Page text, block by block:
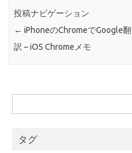
投稿ナビゲーション
← iPhoneのChromeでGoogle翻
訳 – iOS Chromeメモ
索:
タグ